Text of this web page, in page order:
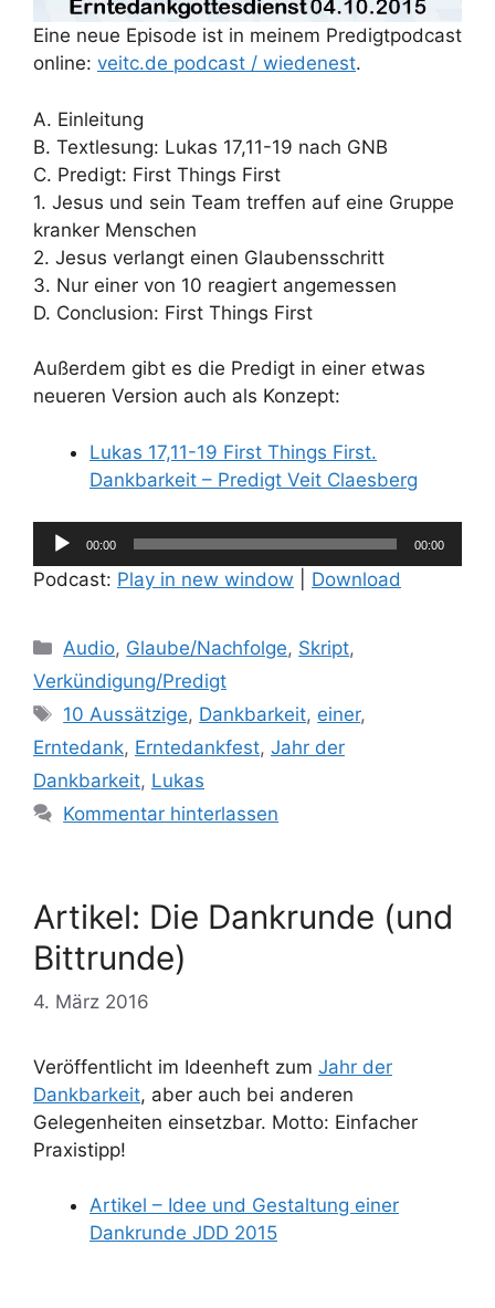
Eine neue Episode ist in meinem Predigtpodcast
online: veitc.de podcast / wiedenest.
A. Einleitung
B. Textlesung: Lukas 17,11-19 nach GNB
C. Predigt: First Things First
1. Jesus und sein Team treffen auf eine Gruppe
kranker Menschen
2. Jesus verlangt einen Glaubensschritt
3. Nur einer von 10 reagiert angemessen
D. Conclusion: First Things First
Außerdem gibt es die Predigt in einer etwas
neueren Version auch als Konzept:
Lukas 17,11-19 First Things First.
Dankbarkeit – Predigt Veit Claesberg
Audio-
Player
00:00 00:00
Podcast: Play in new window Download
Kategorien
Audio, Glaube/Nachfolge, Skript,
Verkündigung/Predigt
Schlagwörter
10 Aussätzige, Dankbarkeit, einer,
Erntedank, Erntedankfest, Jahr der
Dankbarkeit, Lukas
Kommentar hinterlassen
Artikel: Die Dankrunde (und
Bittrunde)
4. März 2016
Veröffentlicht im Ideenheft zum Jahr der
Dankbarkeit, aber auch bei anderen
Gelegenheiten einsetzbar. Motto: Einfacher
Praxistipp!
Artikel – Idee und Gestaltung einer
Dankrunde JDD 2015